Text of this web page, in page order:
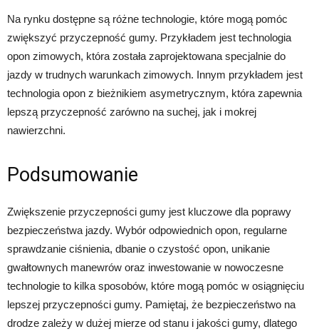
Na rynku dostępne są różne technologie, które mogą pomóc
zwiększyć przyczepność gumy. Przykładem jest technologia
opon zimowych, która została zaprojektowana specjalnie do
jazdy w trudnych warunkach zimowych. Innym przykładem jest
technologia opon z bieżnikiem asymetrycznym, która zapewnia
lepszą przyczepność zarówno na suchej, jak i mokrej
nawierzchni.
Podsumowanie
Zwiększenie przyczepności gumy jest kluczowe dla poprawy
bezpieczeństwa jazdy. Wybór odpowiednich opon, regularne
sprawdzanie ciśnienia, dbanie o czystość opon, unikanie
gwałtownych manewrów oraz inwestowanie w nowoczesne
technologie to kilka sposobów, które mogą pomóc w osiągnięciu
lepszej przyczepności gumy. Pamiętaj, że bezpieczeństwo na
drodze zależy w dużej mierze od stanu i jakości gumy, dlatego